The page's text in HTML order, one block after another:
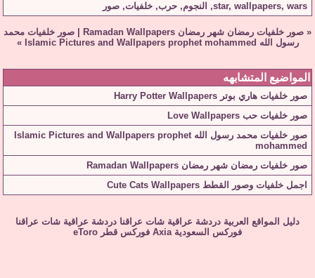
star, wallpapers, wars
, النجوم, حرب, خلفيات, صور
« صور خلفيات رمضان شهر رمضان Ramadan Wallpapers
صور خلفيات محمد
رسول الله Islamic Pictures and Wallpapers prophet mohammed
»
المواضيع المتشابهه
صور خلفيات هاري بوتر Harry Potter Wallpapers
صور خلفيات حب Love Wallpapers
صور خلفيات محمد رسول الله Islamic Pictures and Wallpapers prophet
mohammed
صور خلفيات رمضان شهر رمضان Ramadan Wallpapers
اجمل خلفيات وصور القطط Cute Cats Wallpapers
دليل المواقع العربية دردشة عراقية شات عراقنا دردشة عراقية شات عراقنا
فوركس السعودية Axia فوركس قطر eToro